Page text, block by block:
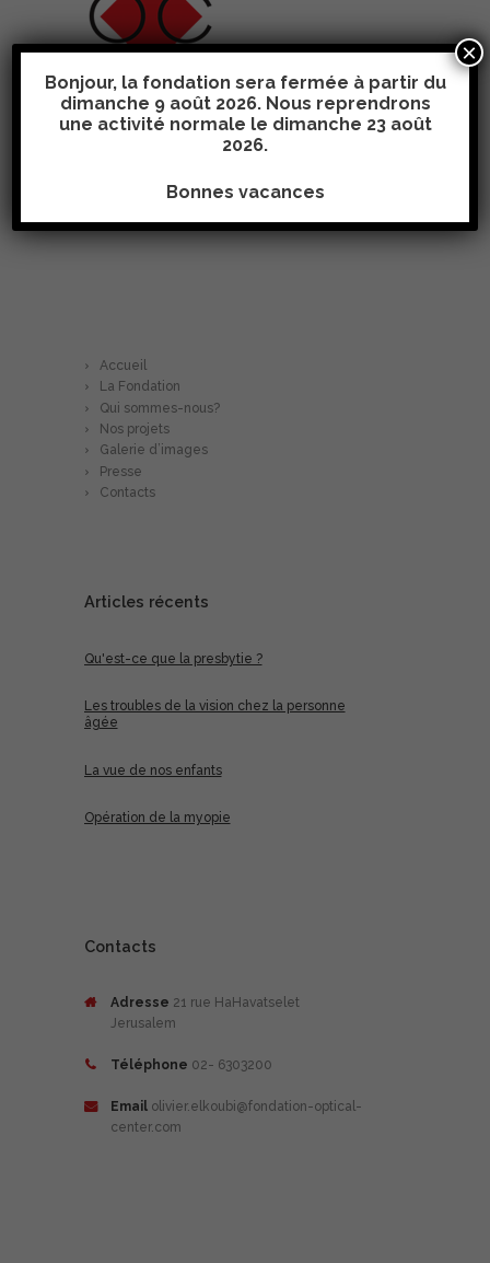
Fondation Optical
Center
Accueil
La Fondation
Qui sommes-nous?
Nos projets
Galerie d’images
Presse
Contacts
Articles récents
Qu'est-ce que la presbytie ?
Les troubles de la vision chez la personne
âgée
La vue de nos enfants
Opération de la myopie
Contacts
Adresse 21 rue HaHavatselet
Jerusalem
Téléphone 02- 6303200
Emailolivier.elkoubi@fondation-optical-
center.com
Bonjour, la fondation sera fermée à partir du
dimanche 9 août 2026. Nous reprendrons
une activité normale le dimanche 23 août
2026.
Bonnes vacances
×